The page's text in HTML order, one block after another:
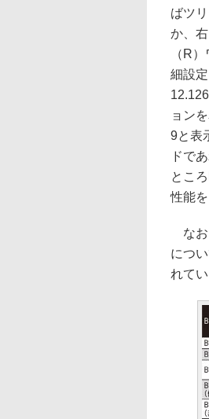
ばツ
か、
（R
細設
ョン
9と表
ドで
とこ
性能
なお
につ
れて